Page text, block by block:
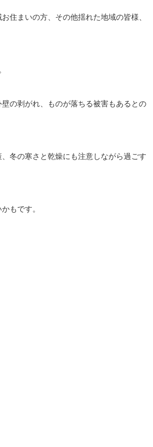
住まいの方、その他揺れた地域の皆様、
の剥がれ、ものが落ちる被害もあるとの
冬の寒さと乾燥にも注意しながら過ごす
もです。